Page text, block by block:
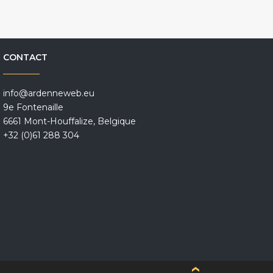
CONTACT
info@ardenneweb.eu
9e Fontenaille
6661 Mont-Houffalize, Belgique
+32 (0)61 288 304